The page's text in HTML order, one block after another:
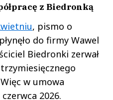
z Biedronką
, pismo o
do firmy Wawel
Biedronki zerwał
w umowa
2026.